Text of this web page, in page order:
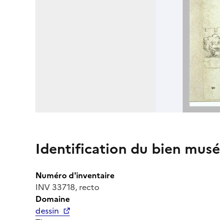
Identification du bien
Numéro d'inventaire
INV 33718, recto
Domaine
dessin